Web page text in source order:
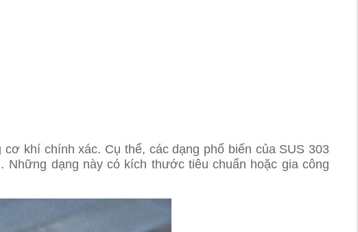
khí chính xác. Cụ thể, các dạng phổ biến của SUS 303
dạng này có kích thước tiêu chuẩn hoặc gia công